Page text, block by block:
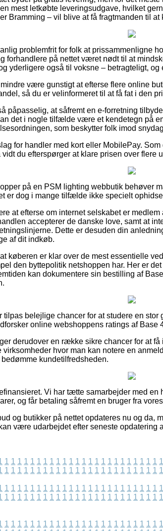
mest letkøbte leveringsudgave, hvilket
Bramming – vil blive at få fragtmanden til
problemfrit for folk at prissammenligne
forhandlere på nettet været nødt til at
yderligere også til voksne – betragteligt,
være gunstigt at efterse flere online
så du er velinformeret til at få fat i den
påpasselig, at såfremt en e-forretning
det i nogle tilfælde være et kendetegn på
som beskytter folk imod
for handler med kort eller MobilePay.
du efterspørger at klare prisen over flere
på en PSM lighting webbutik behøver
er dog i mange tilfælde ikke specielt
at efterse om internet selskabet er
accepterer de danske love, samt at
Dette er desuden din
af dit indkøb.
køberen er klar over de mest essentielle
den byttepolitik netshoppen har. Her er
kan dokumentere sin bestilling af
tilpas belejlige chancer for at studere en
online webshoppens ratings af
derudover en række sikre chancer for at
virksomheder hvor man kan notere en
kundetilfredsheden.
Vi har tætte samarbejder med
og får betaling såfremt en bruger fra
og butikker på nettet opdateres nu og da,
være udarbejdet efter seneste opdatering
1 1 1 1 1 1 1 1 1 1 1 1 1 1 1 1 1 1 1 1 1 1 1 1 1
1 1 1 1 1 1 1 1 1 1 1 1 1 1 1 1 1 1 1 1 1 1 1 1 1
1 1 1 1 1 1 1 1 1 1 1 1 1 1 1 1 1 1 1 1 1 1 1 1 1
1 1 1 1 1 1 1 1 1 1 1 1 1 1 1 1 1 1 1 1 1 1 1 1 1
1 1 1 1 1 1 1 1 1 1 1 1 1 1 1 1 1 1 1 1 1 1 1 1 1